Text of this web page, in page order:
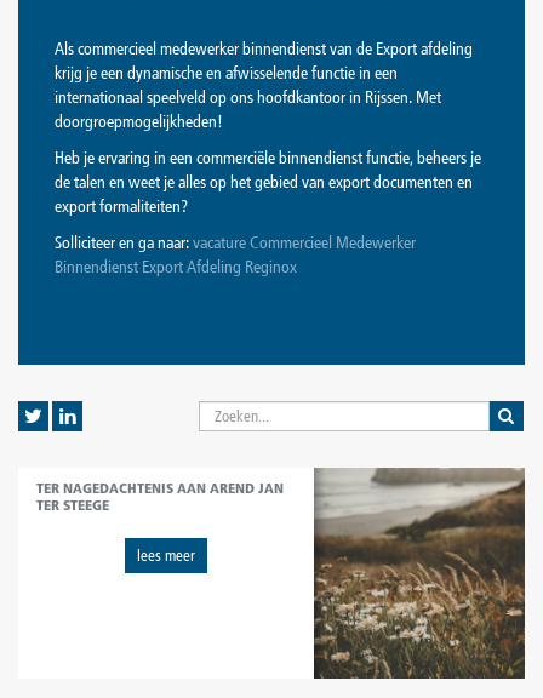
Als commercieel medewerker binnendienst van de Export afdeling
krijg je een dynamische en afwisselende functie in een
internationaal speelveld op ons hoofdkantoor in Rijssen. Met
doorgroepmogelijkheden!
Heb je ervaring in een commerciële binnendienst functie, beheers je
de talen en weet je alles op het gebied van export documenten en
export formaliteiten?
Solliciteer en ga naar:vacature Commercieel Medewerker
Binnendienst Export Afdeling Reginox
TER NAGEDACHTENIS AAN AREND JAN
TER STEEGE
lees meer